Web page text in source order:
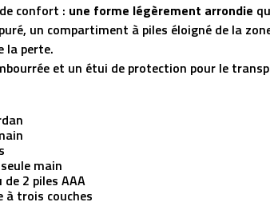
confort : une forme légèrement arrondie
un compartiment à piles éloigné de la
la perte.
et un étui de protection pour le
main
2 piles AAA
à trois couches